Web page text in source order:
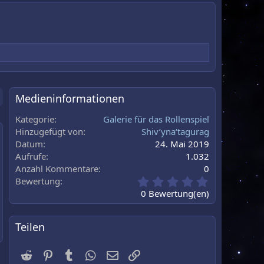
Medieninformationen
Kategorie
Galerie für das Rollenspiel
Hinzugefügt von
Shiv’yna‘tagurag
Datum
24. Mai 2019
Aufrufe
1.032
Anzahl Kommentare
0
Bewertung
0
0
0 Bewertung(en)
Teilen
Reddit PinterestTumblr WhatsApp
E-Mail